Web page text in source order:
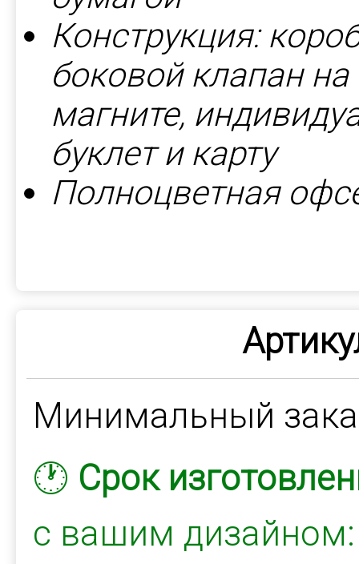
Конструкция:
боковой клапан на
магните,
буклет и карту
Полноцветная
Минимальный
🕐 Срок
с вашим